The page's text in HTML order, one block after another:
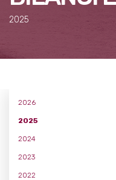
2025
2026
2025
2024
2023
2022